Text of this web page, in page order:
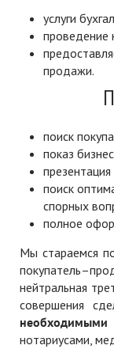
услуги
проведение
продажи.
поиск
показ
поиск
спорных
полное
Мы стараемся
нейтральная
совершения
нотариусами,